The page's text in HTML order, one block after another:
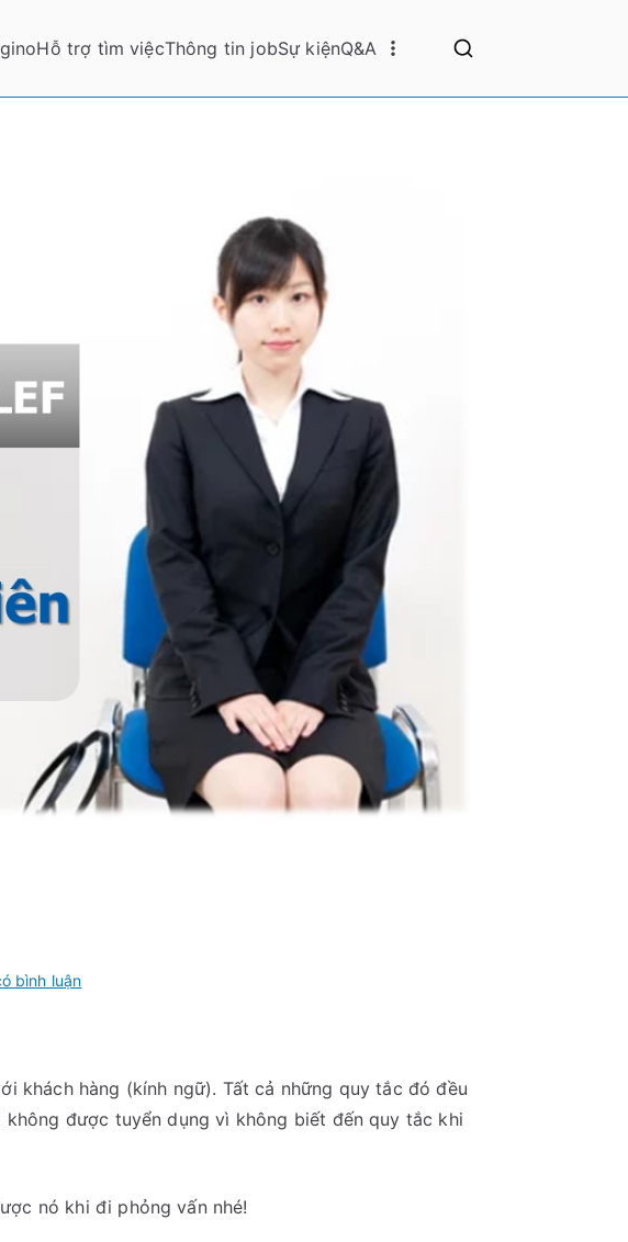
Hỗ trợ tìm việcThông tin jobSự kiệnQ&A
bình luậntrong
buổi
hội
phỏng
khách hàng (kính ngữ). Tất cả những quy tắc đó đều
được tuyển dụng vì không biết đến quy tắc khi
nó khi đi phỏng vấn nhé!